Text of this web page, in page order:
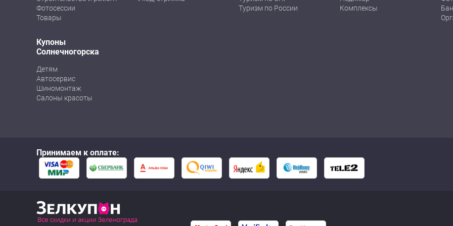
Фотосессии
Товары
Туризм по России
Комплексы
Купоны
Солнечногорска
Детям
Автосервис
Шиномонтаж
Салоны красоты
Принимаем к оплате: